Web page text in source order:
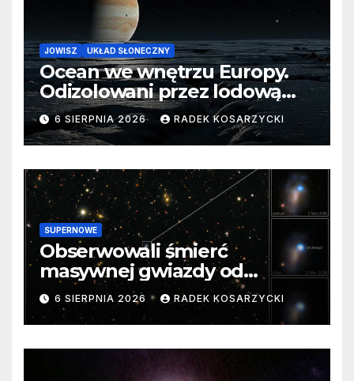
JOWISZ UKŁAD SŁONECZNY
Ocean we wnętrzu Europy.
Odizolowani przez lodową
barierę
6 SIERPNIA 2026 RADEK KOSARZYCKI
SUPERNOWE
Obserwowali śmierć
masywnej gwiazdy od
samego początku. Niezwykle
cenne dane
6 SIERPNIA 2026 RADEK KOSARZYCKI